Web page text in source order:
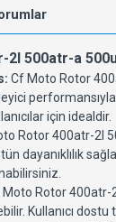
2l 500atr-a
Cf Moto Rotor
için idealdir.
Rotor 400atr-2l
dayanıklılık
Moto Rotor 400atr-
Kullanıcı dostu